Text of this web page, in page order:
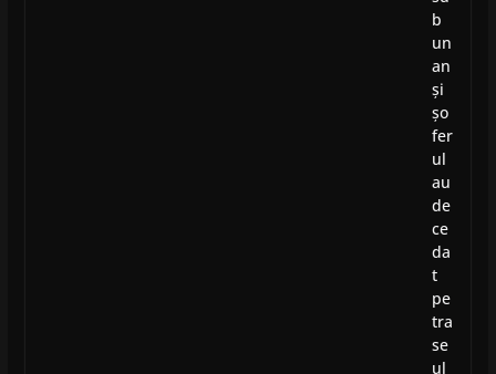
b
un
an
și
șo
fer
ul
au
de
ce
da
t
pe
tra
se
ul